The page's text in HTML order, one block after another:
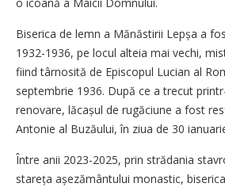
Biserica de lemn a Mănăstirii Lepșa a
1932-1936, pe locul alteia mai vechi,
fiind târnosită de Episcopul Lucian al
septembrie 1936. După ce a trecut
renovare, lăcașul de rugăciune a fost
Antonie al Buzăului, în ziua de 30
Între anii 2023-2025, prin strădania
stareța așezământului monastic,